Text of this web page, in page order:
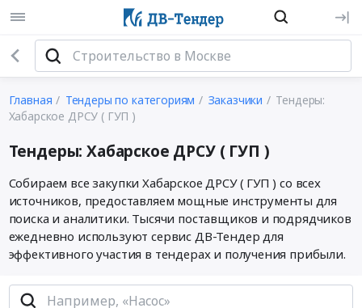
Главная Тендеры по категориям Заказчики
Тендеры:
Хабарское ДРСУ ( ГУП )
Тендеры: Хабарское ДРСУ ( ГУП )
Собираем все закупки Хабарское ДРСУ ( ГУП ) со всех
источников, предоставляем мощные инструменты для
поиска и аналитики. Тысячи поставщиков и подрядчиков
ежедневно используют сервис ДВ-Тендер для
эффективного участия в тендерах и получения прибыли.